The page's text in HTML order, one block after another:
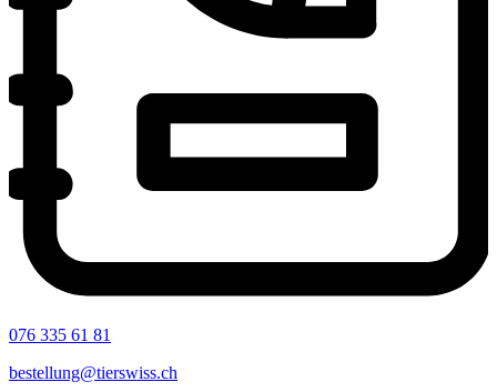
076 335 61 81
bestellung@tierswiss.ch